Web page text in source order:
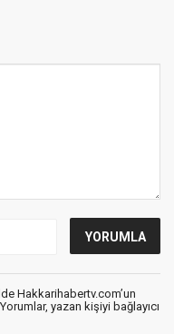
Hakkarihabertv.com’un
yazan kişiyi bağlayıcı